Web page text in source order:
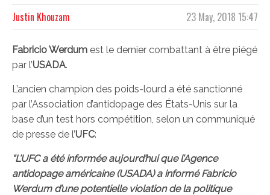
23 May, 2018 15:47
Justin Khouzam
Fabricio Werdum est le dernier combattant à être piégé
par l’USADA.
L’ancien champion des poids-lourd a été sanctionné
par l’Association d’antidopage des États-Unis sur la
base d’un test hors compétition, selon un communiqué
de presse de l’UFC:
“L’UFC a été informée aujourd’hui que l’Agence
antidopage américaine (USADA) a informé Fabricio
Werdum d’une potentielle violation de la politique